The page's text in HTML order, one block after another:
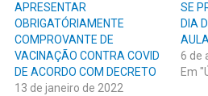
APRESENTAR
OBRIGATÓRIAMENTE
COMPROVANTE DE
VACINAÇÃO CONTRA COVID
DE ACORDO COM DECRETO
13 de janeiro de 2022
SE
DIA
6 de
Em